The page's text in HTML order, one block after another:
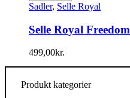
Sadler, Selle Royal
Selle Royal Freedom
499,00kr.
Produkt kategorier